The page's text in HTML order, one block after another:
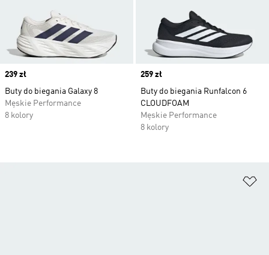
Price
239 zł
Buty do biegania Galaxy 8
Męskie Performance
8 kolory
Price
259 zł
Buty do biegania Runfalcon 6
CLOUDFOAM
Męskie Performance
8 kolory